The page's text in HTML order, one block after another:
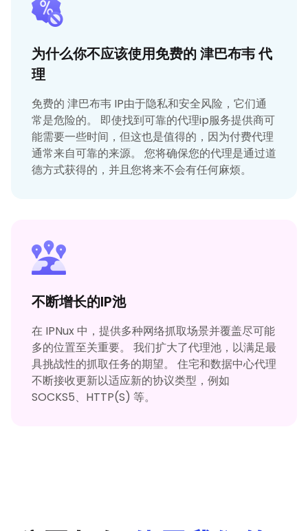
为什么你不应该使用免费的 津巴布韦 代
理
免费的 津巴布韦 IP由于隐私和安全风险，它们通
常是危险的。 即使找到可靠的代理ip服务提供商可
能需要一些时间，但这也是值得的，因为付费代理
通常来自可靠的来源。 您将确保您的代理是通过道
德方式获得的，并且您将来不会有任何麻烦。
不断增长的IP池
在 IPNux 中，提供多种网络抓取场景并覆盖尽可能
多的位置至关重要。 我们扩大了代理池，以满足最
具挑战性的抓取任务的期望。 住宅和数据中心代理
不断接收更新以适应新的协议类型，例如
SOCKS5、HTTP(S) 等。